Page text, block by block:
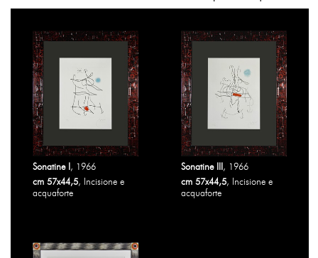
Sonatine I , 1966
cm 57x44,5, Incisione e
acquaforte
Sonatine III , 1966
cm 57x44,5, Incisione e
acquaforte